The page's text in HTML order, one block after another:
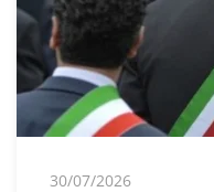
30/07/2026